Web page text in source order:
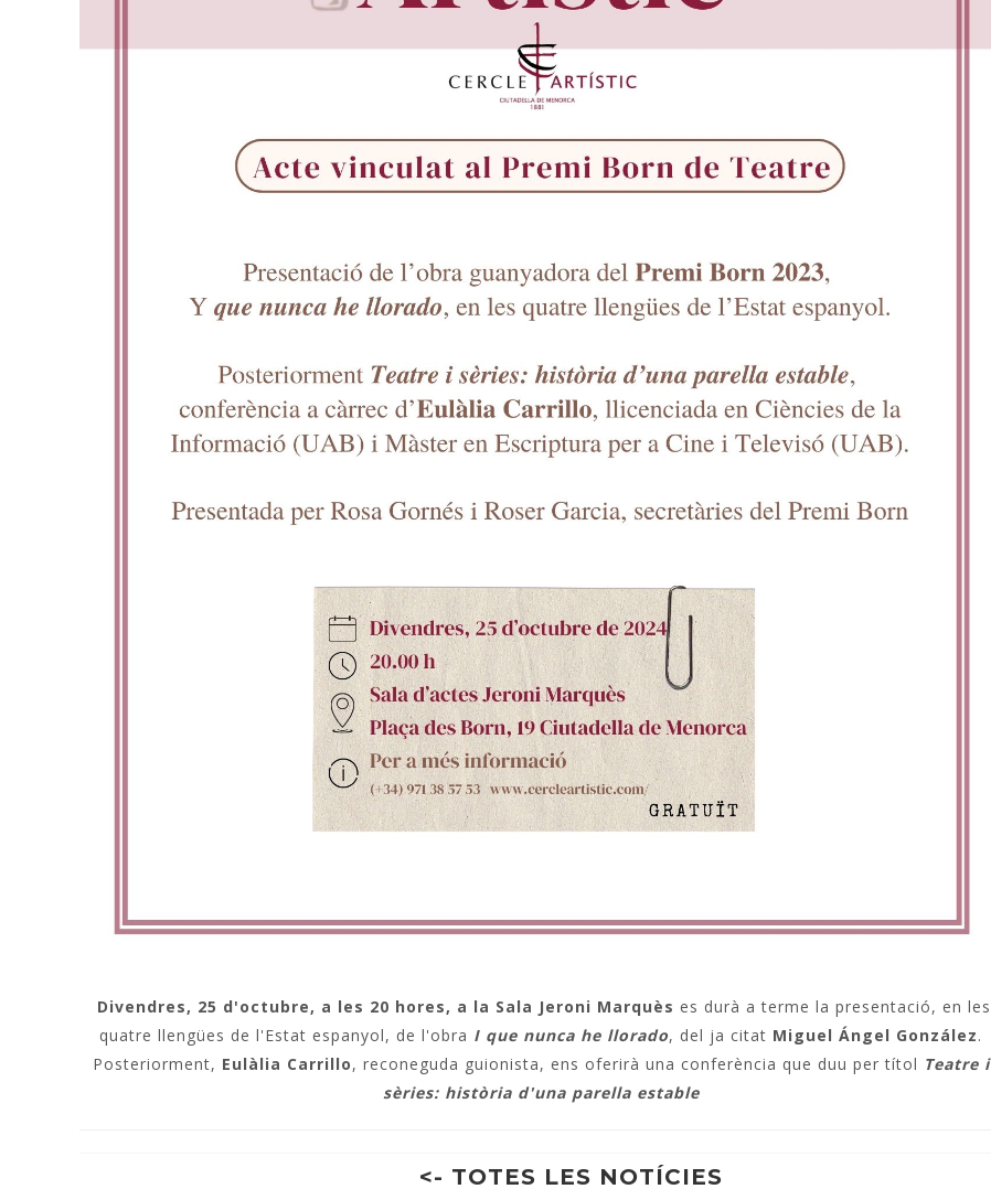
Divendres, 25 d'octubre, a les 20 hores, a la Sala Jeroni Marquès es durà a terme la presentació, en les
quatre llengües de l'Estat espanyol, de l'obra I que nunca he llorado, del ja citat Miguel Ángel González.
Posteriorment, Eulàlia Carrillo, reconeguda guionista, ens oferirà una conferència que duu per títol Teatre i
sèries: història d'una parella estable
<- TOTES LES NOTÍCIES